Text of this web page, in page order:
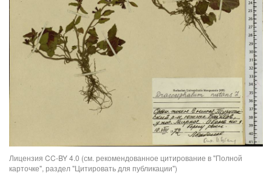
Лицензия CC-BY 4.0 (см. рекомендованное цитирование в "Полной
карточке", раздел "Цитировать для публикации")